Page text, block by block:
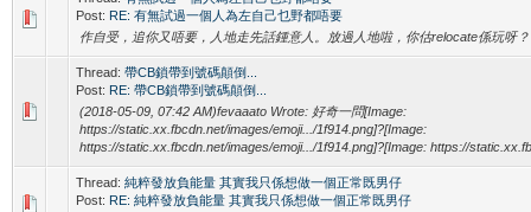
Post: RE: 有無試過一個人為左自己乜野都唔要
作自受，追你又唔要，人地走先話鍾意人。放過人地啦，你估relocate係玩呀
Thread: 帶CB鎖帶到號碼顛倒...
Post: RE: 帶CB鎖帶到號碼顛倒...
(2018-05-09, 07:42 AM)fevaaato Wrote: 好奇一問[Image:
https://static.xx.fbcdn.net/images/emoji.../1f914.png]?[Image:
https://static.xx.fbcdn.net/images/emoji.../1f914.png]?[Image: https://
Thread: 純粹發放負能量 其實我只係想做一個正常既男仔
Post: RE: 純粹發放負能量 其實我只係想做一個正常既男仔